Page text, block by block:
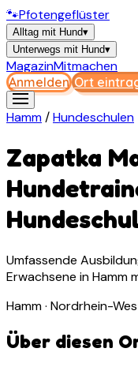
🐾Pfotengeflüster
Alltag mit Hund▾
Unterwegs mit Hund▾
MagazinMitmachen
Anmelden Ort
Hamm/Hundeschulen
Zapatka
Umfassende
Erwachsene in Hamm
Hamm · Nordrhein-
Über diesen